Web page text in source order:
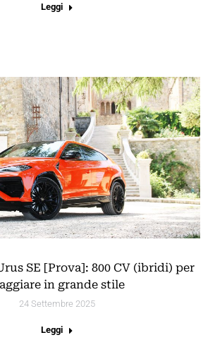
Leggi
SE [Prova]: 800 CV (ibridi) per
in grande stile
24 Settembre 2025
Leggi